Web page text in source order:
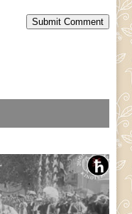
Submit Comment